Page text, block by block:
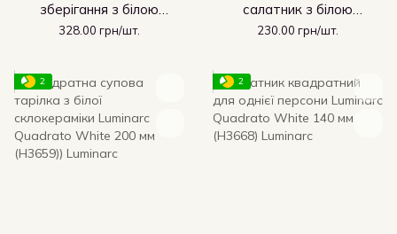
зберігання з білою
кришкою Luminarc
328.00 грн/шт.
салатник з білою
склокераміки Luminarc
230.00 грн/шт.
2 2